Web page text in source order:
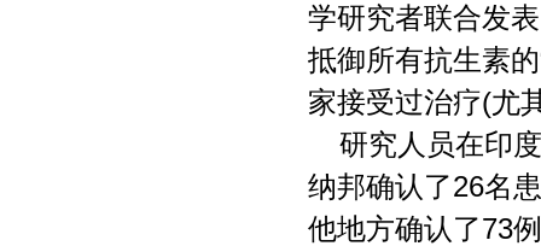
学研究者联合发
抵御所有抗生素
家接受过治疗(尤
研究人员在印
纳邦确认了26名
他地方确认了73